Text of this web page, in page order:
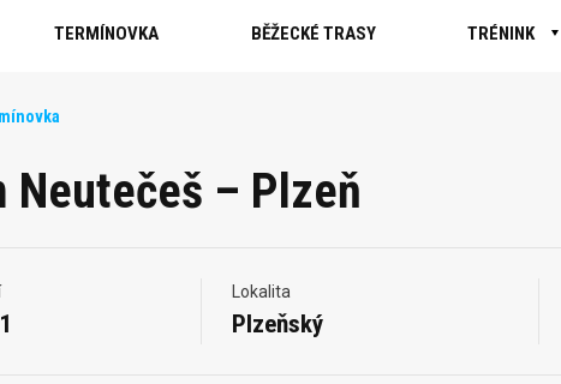
TERMÍNOVKA BĚŽECKÉ TRASY TRÉNINK
Neutečeš – Plzeň
Lokalita
Plzeňský